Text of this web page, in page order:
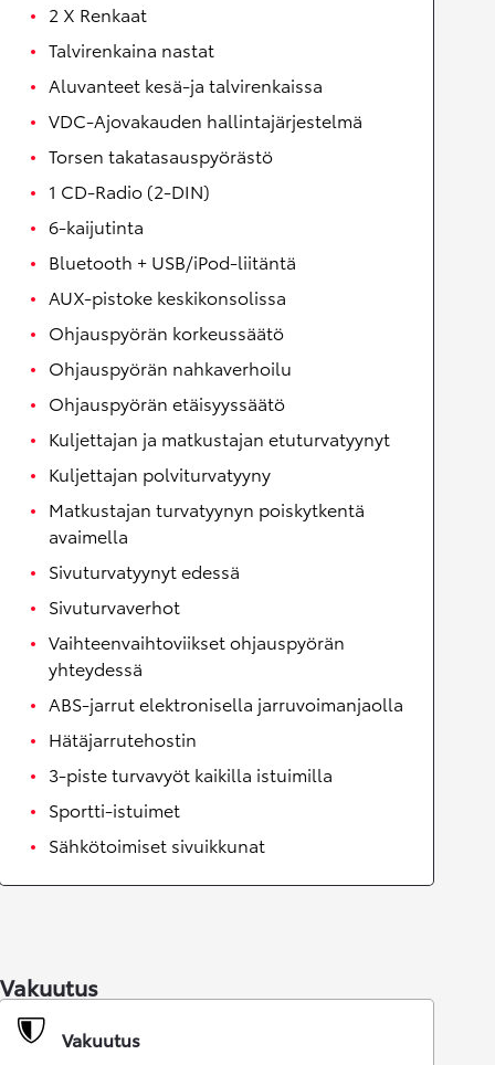
2 X Renkaat
Talvirenkaina nastat
Aluvanteet kesä-ja talvirenkaissa
VDC-Ajovakauden hallintajärjestelmä
Torsen takatasauspyörästö
1 CD-Radio (2-DIN)
6-kaijutinta
Bluetooth + USB/iPod-liitäntä
AUX-pistoke keskikonsolissa
Ohjauspyörän korkeussäätö
Ohjauspyörän nahkaverhoilu
Ohjauspyörän etäisyyssäätö
Kuljettajan ja matkustajan etuturvatyynyt
Kuljettajan polviturvatyyny
Matkustajan turvatyynyn poiskytkentä
avaimella
Sivuturvatyynyt edessä
Sivuturvaverhot
Vaihteenvaihtoviikset ohjauspyörän
yhteydessä
ABS-jarrut elektronisella jarruvoimanjaolla
Hätäjarrutehostin
3-piste turvavyöt kaikilla istuimilla
Sportti-istuimet
Sähkötoimiset sivuikkunat
Vakuutus
Vakuutus